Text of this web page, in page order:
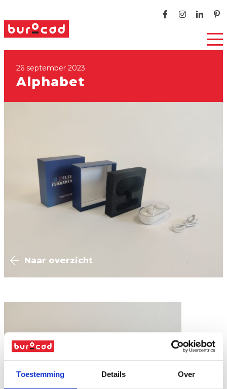
Toestemming Details Over
26 september 2023
Alphabet
Naar overzicht